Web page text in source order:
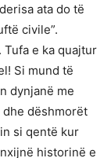
ata do të
civile”.
e ka quajtur
Si mund të
dynjanë me
dëshmorët
si qentë kur
historinë e